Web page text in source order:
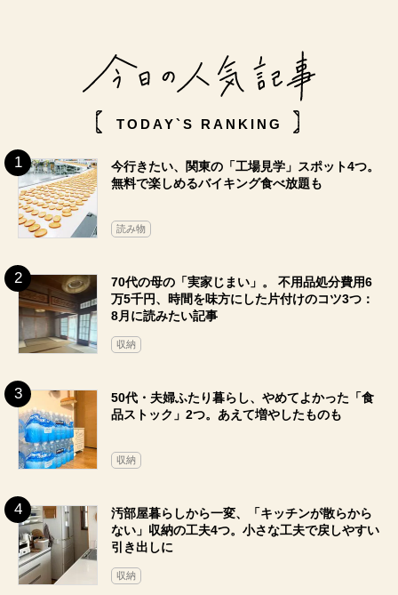
TODAY`S RANKING
今行きたい、関東の「工場見学」スポット4つ。
無料で楽しめるバイキング食べ放題も
読み物
70代の母の「実家じまい」。 不用品処分費用6
万5千円、時間を味方にした片付けのコツ3つ：
8月に読みたい記事
収納
50代・夫婦ふたり暮らし、やめてよかった「食
品ストック」2つ。あえて増やしたものも
収納
汚部屋暮らしから一変、「キッチンが散らから
ない」収納の工夫4つ。小さな工夫で戻しやすい
引き出しに
収納